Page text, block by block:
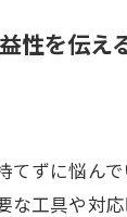
性を伝え
ずに悩ん
な工具や対